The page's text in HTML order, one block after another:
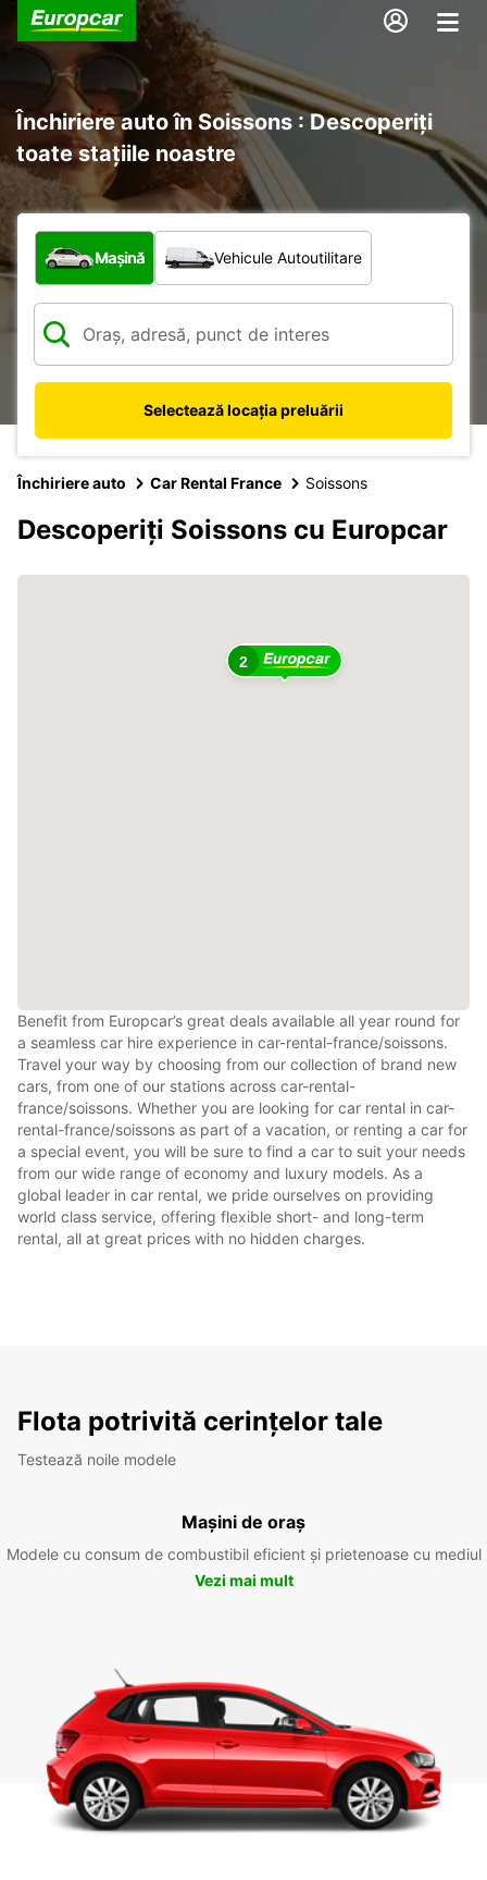
Închiriere auto în Soissons : Descoperiți
toate stațiile noastre
Ce tip de vehicul?
Mașină Vehicule Autoutilitare
Selectează locația preluării
Închiriere auto Car Rental France Soissons
Descoperiți Soissons cu Europcar
2
Benefit from Europcar’s great deals available all year round for
a seamless car hire experience in car-rental-france/soissons.
Travel your way by choosing from our collection of brand new
cars, from one of our stations across car-rental-
france/soissons. Whether you are looking for car rental in car-
rental-france/soissons as part of a vacation, or renting a car for
a special event, you will be sure to find a car to suit your needs
from our wide range of economy and luxury models. As a
global leader in car rental, we pride ourselves on providing
world class service, offering flexible short- and long-term
rental, all at great prices with no hidden charges.
Flota potrivită cerințelor tale
Testează noile modele
Mașini de oraș
Modele cu consum de combustibil eficient și prietenoase cu mediul
Vezi mai mult